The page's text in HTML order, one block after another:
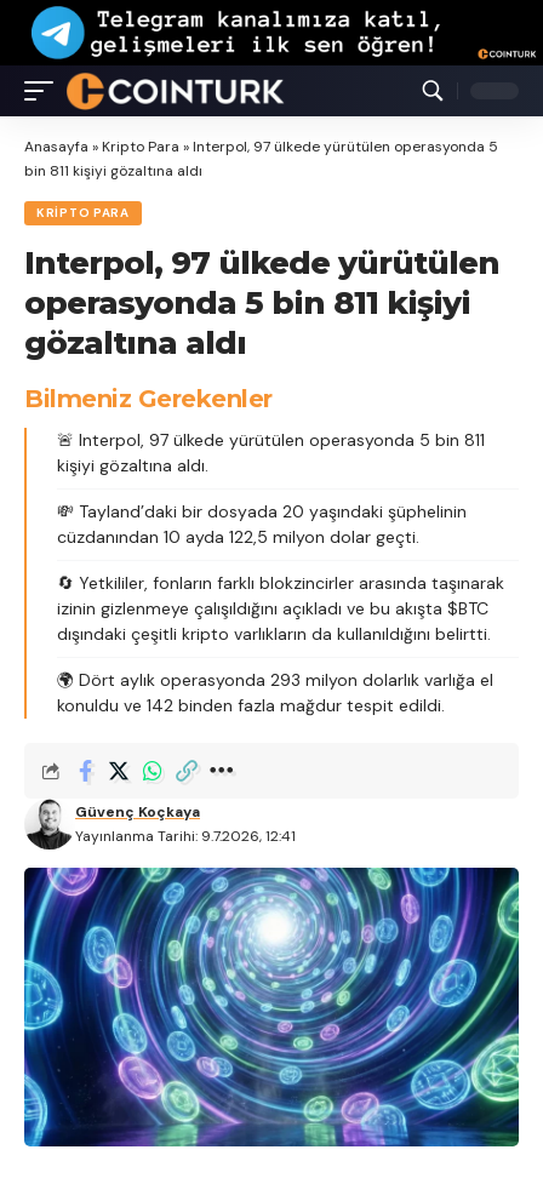
Anasayfa »Kripto Para »Interpol, 97 ülkede yürütülen operasyonda 5
bin 811 kişiyi gözaltına aldı
KRIPTO PARA
Interpol, 97 ülkede yürütülen
operasyonda 5 bin 811 kişiyi
gözaltına aldı
Bilmeniz Gerekenler
🚨 Interpol, 97 ülkede yürütülen operasyonda 5 bin 811
kişiyi gözaltına aldı.
💸 Tayland’daki bir dosyada 20 yaşındaki şüphelinin
cüzdanından 10 ayda 122,5 milyon dolar geçti.
🔄 Yetkililer, fonların farklı blokzincirler arasında taşınarak
izinin gizlenmeye çalışıldığını açıkladı ve bu akışta $BTC
dışındaki çeşitli kripto varlıkların da kullanıldığını belirtti.
🌍 Dört aylık operasyonda 293 milyon dolarlık varlığa el
konuldu ve 142 binden fazla mağdur tespit edildi.
Yayınlanma Tarihi: 9.7.2026, 12:41
Güvenç Koçkaya